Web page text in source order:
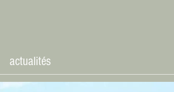
actualités